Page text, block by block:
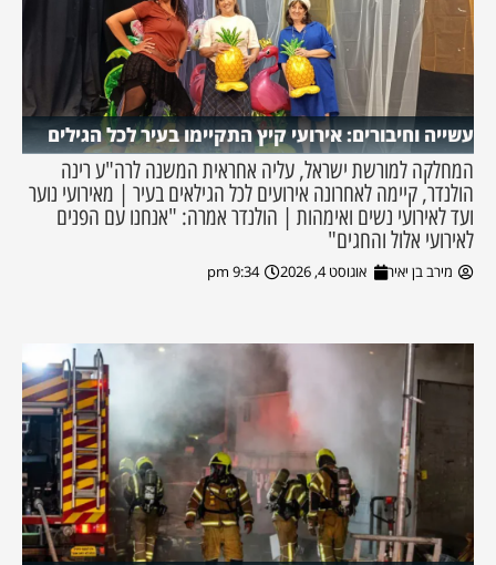
עשייה וחיבורים: אירועי קיץ התקיימו בעיר לכל הגילים
המחלקה למורשת ישראל, עליה אחראית המשנה לרה"ע רינה
הולנדר, קיימה לאחרונה אירועים לכל הגילאים בעיר | מאירועי נוער
ועד לאירועי נשים ואימהות | הולנדר אמרה: "אנחנו עם הפנים
לאירועי אלול והחגים"
מירב בן יאיר אוגוסט 4, 2026 9:34 pm